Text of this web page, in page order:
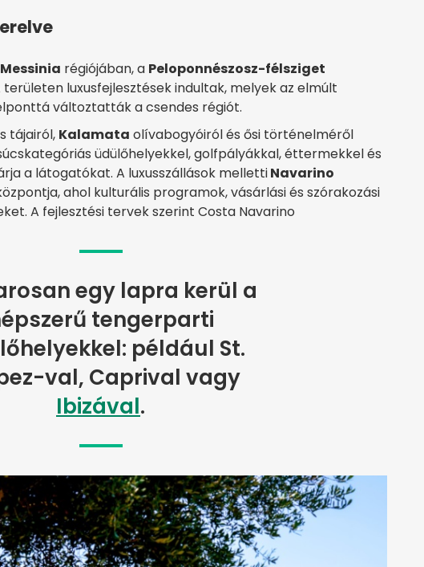
Messinia régiójában, a Peloponnészosz-félsziget
luxusfejlesztések indultak, melyek az elmúlt
változtatták a csendes régiót.
tájairól, Kalamata olívabogyóiról és ősi történelméről
üdülőhelyekkel, golfpályákkal, éttermekkel és
a látogatókat. A luxusszállások mellettiNavarino
ahol kulturális programok, vásárlási és szórakozási
A fejlesztési tervek szerint Costa Navarino
egy lapra kerül a
tengerparti
például St.
val, Caprival vagy
Ibizával.